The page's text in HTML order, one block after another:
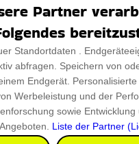
Impressum
Cookies
Partner
Standortdaten .
abfragen. Speichern von
Endgerät.
Werbeleistung und der
sowie Entwicklung
Liste der Partner